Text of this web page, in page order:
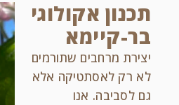
תכנון אקולוגי
בר-קיימא
יצירת מרחבים שתורמים
לא רק לאסתטיקה אלא
גם לסביבה. אנו